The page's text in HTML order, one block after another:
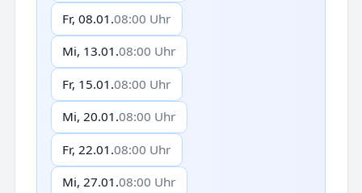
Fr, 08.01.08:00 Uhr
Mi, 13.01.08:00 Uhr
Fr, 15.01.08:00 Uhr
Mi, 20.01.08:00 Uhr
Fr, 22.01.08:00 Uhr
Mi, 27.01.08:00 Uhr